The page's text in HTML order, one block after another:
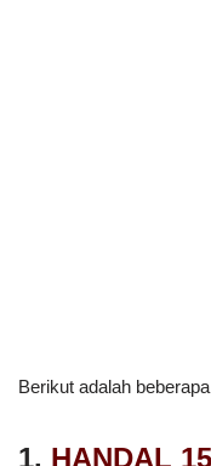
Berikut adalah
1. HANDAL